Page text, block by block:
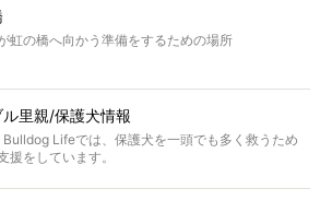
虹の橋へ向かう準備をするための場所
ル里親/保護犬情報
Bulldog Lifeでは、保護犬を一頭でも多く救うため
援をしています。